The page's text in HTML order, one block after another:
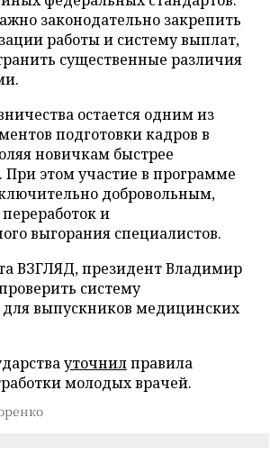
законодательно закрепить
работы и систему выплат,
существенные различия
остается одним из
подготовки кадров в
новичкам быстрее
При этом участие в программе
добровольным,
и
выгорания специалистов.
ВЗГЛЯД, президент Владимир
систему
для выпускников медицинских
уточнилправила
молодых врачей.